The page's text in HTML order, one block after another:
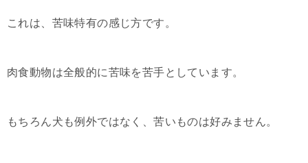
これは、苦味特有の感じ方です。
肉食動物は全般的に苦味を苦手としています。
もちろん犬も例外ではなく、苦いものは好みません。